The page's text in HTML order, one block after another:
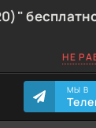
НЕ
МЫ В